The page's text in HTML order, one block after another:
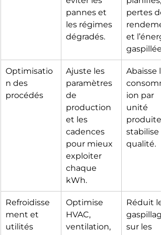
pannes et
les régimes
dégradés.
pertes
et
gaspillée.
Optimisatio
n des
procédés
Ajuste les
paramètres
de
production
et les
cadences
pour mieux
exploiter
chaque
kWh.
Abaisse
ion par
unité
produite
stabilise
qualité.
Refroidisse
ment et
utilités
Optimise
HVAC,
ventilation,
Réduit
sur les